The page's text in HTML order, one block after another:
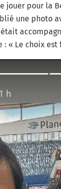
jouer pour la
une photo
: « Le choix est